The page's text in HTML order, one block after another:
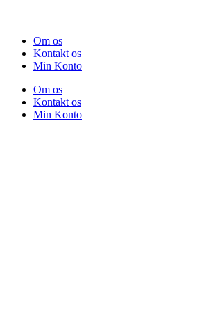
Om os
Kontakt os
Min Konto
Om os
Kontakt os
Min Konto